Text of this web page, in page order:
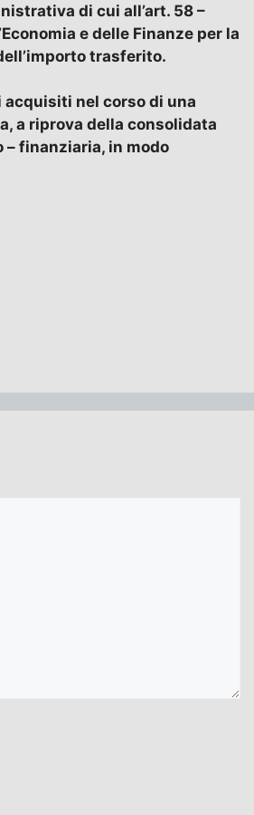
di cui all’art. 58 –
e delle Finanze per la
trasferito.
nel corso di una
a riprova della consolidata
– finanziaria, in modo